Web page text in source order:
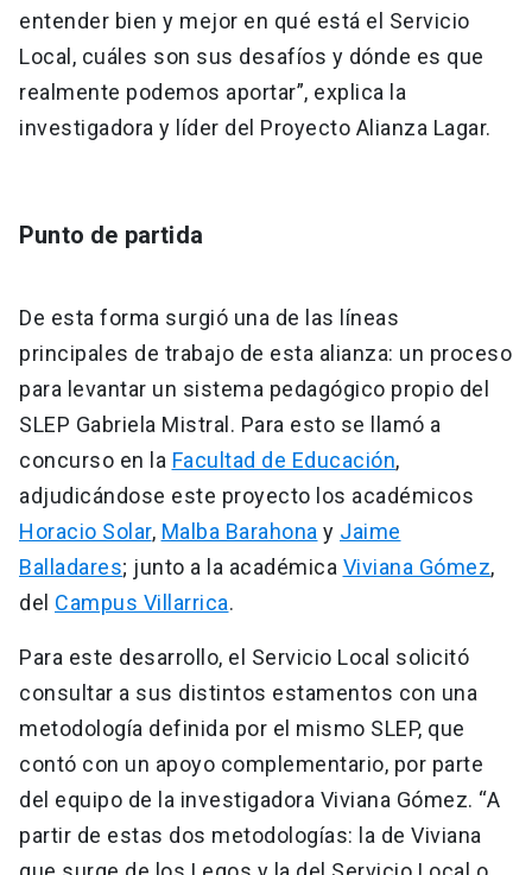
entender bien y mejor en qué está el Servicio
Local, cuáles son sus desafíos y dónde es que
realmente podemos aportar”, explica la
investigadora y líder del Proyecto Alianza Lagar.
Punto de partida
De esta forma surgió una de las líneas
principales de trabajo de esta alianza: un proceso
para levantar un sistema pedagógico propio del
SLEP Gabriela Mistral. Para esto se llamó a
concurso en la Facultad de Educación,
adjudicándose este proyecto los académicos
Horacio Solar, Malba Barahona y Jaime
Balladares; junto a la académica Viviana Gómez,
del Campus Villarrica.
Para este desarrollo, el Servicio Local solicitó
consultar a sus distintos estamentos con una
metodología definida por el mismo SLEP, que
contó con un apoyo complementario, por parte
del equipo de la investigadora Viviana Gómez. “A
partir de estas dos metodologías: la de Viviana